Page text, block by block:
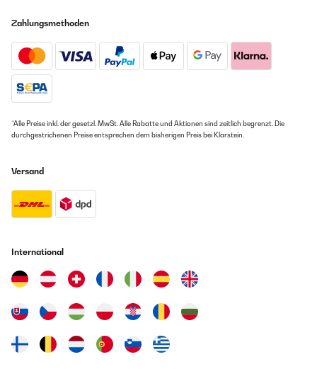
Zahlungsmethoden
*Alle Preise inkl. der gesetzl. MwSt. Alle Rabatte und Aktionen sind zeitlich begrenzt. Die
durchgestrichenen Preise entsprechen dem bisherigen Preis bei Klarstein.
Versand
International